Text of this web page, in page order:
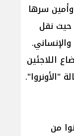
سرها
حيث نقل
اللاجئين
"الأونروا".
من